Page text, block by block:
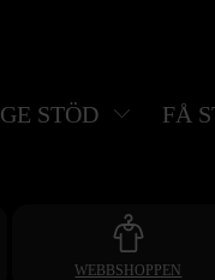
GE STÖD FÅ
WEBBSHOPPEN